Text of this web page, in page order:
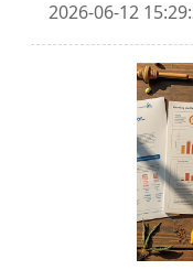
医
衡、缺乏运动等危
著降低发病率。
消40%遗传风险
的主动权始终掌
2026-06-12